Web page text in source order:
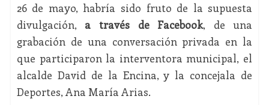
26 de mayo, habría sido fruto de la supuesta
divulgación, a través de Facebook, de una
grabación de una conversación privada en la
que participaron la interventora municipal, el
alcalde David de la Encina, y la concejala de
Deportes, Ana María Arias.